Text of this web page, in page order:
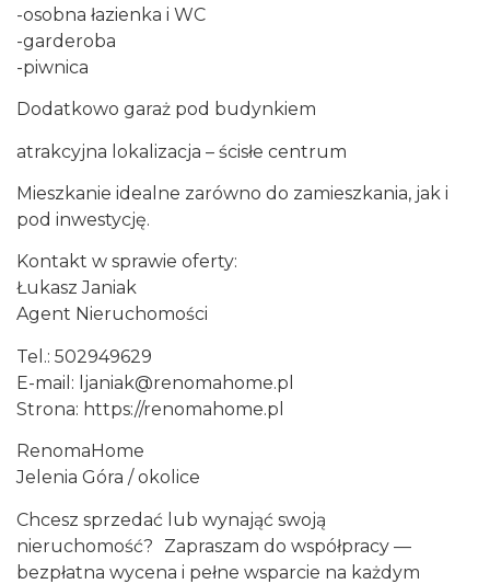
-osobna łazienka i WC
-garderoba
-piwnica
Dodatkowo garaż pod budynkiem
atrakcyjna lokalizacja – ścisłe centrum
Mieszkanie idealne zarówno do zamieszkania, jak i
pod inwestycję.
Kontakt w sprawie oferty:
Łukasz Janiak
Agent Nieruchomości
Tel.: 502949629
E-mail: ljaniak@renomahome.pl
Strona: https://renomahome.pl
RenomaHome
Jelenia Góra / okolice
Chcesz sprzedać lub wynająć swoją
nieruchomość? Zapraszam do współpracy —
bezpłatna wycena i pełne wsparcie na każdym